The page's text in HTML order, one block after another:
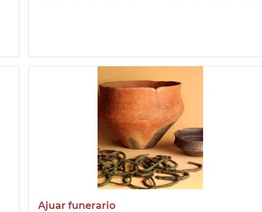
Ajuar funerario